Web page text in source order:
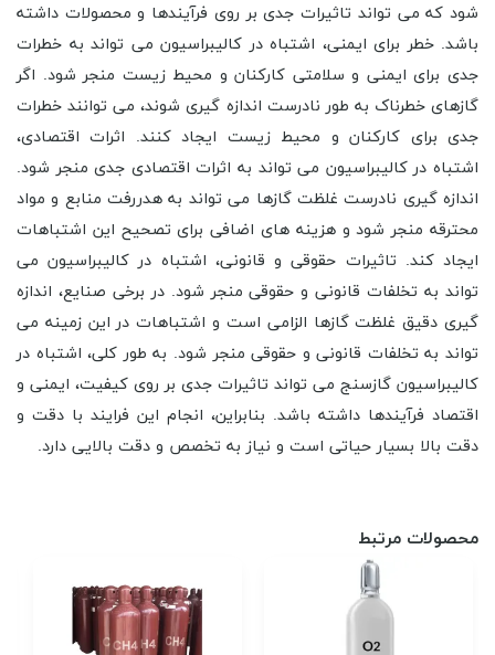
شود که می تواند تاثیرات جدی بر روی فرآیندها و محصولات داشته
باشد. خطر برای ایمنی، اشتباه در کالیبراسیون می تواند به خطرات
جدی برای ایمنی و سلامتی کارکنان و محیط زیست منجر شود. اگر
گازهای خطرناک به طور نادرست اندازه گیری شوند، می توانند خطرات
جدی برای کارکنان و محیط زیست ایجاد کنند. اثرات اقتصادی،
اشتباه در کالیبراسیون می تواند به اثرات اقتصادی جدی منجر شود.
اندازه گیری نادرست غلظت گازها می تواند به هدررفت منابع و مواد
محترقه منجر شود و هزینه های اضافی برای تصحیح این اشتباهات
ایجاد کند. تاثیرات حقوقی و قانونی، اشتباه در کالیبراسیون می
تواند به تخلفات قانونی و حقوقی منجر شود. در برخی صنایع، اندازه
گیری دقیق غلظت گازها الزامی است و اشتباهات در این زمینه می
تواند به تخلفات قانونی و حقوقی منجر شود. به طور کلی، اشتباه در
کالیبراسیون گازسنج می تواند تاثیرات جدی بر روی کیفیت، ایمنی و
اقتصاد فرآیندها داشته باشد. بنابراین، انجام این فرایند با دقت و
دقت بالا بسیار حیاتی است و نیاز به تخصص و دقت بالایی دارد.
محصولات مرتبط